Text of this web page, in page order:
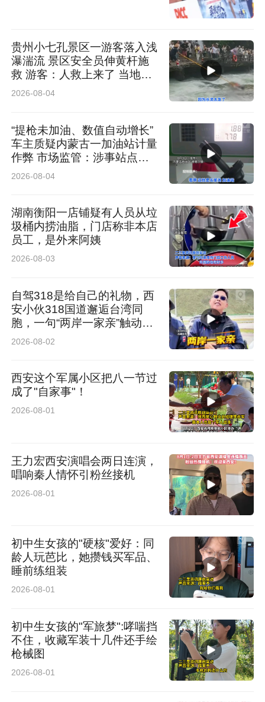
贵州小七孔景区一游客落入浅
瀑湍流 景区安全员伸黄杆施
救 游客：人救上来了 当地回
应：完全按照救援标准
2026-08-04
“提枪未加油、数值自动增长”
车主质疑内蒙古一加油站计量
作弊 市场监管：涉事站点停
业 加油机封存送检
2026-08-04
湖南衡阳一店铺疑有人员从垃
圾桶内捞油脂，门店称非本店
员工，是外来阿姨
2026-08-03
自驾318是给自己的礼物，西
安小伙318国道邂逅台湾同
胞，一句“两岸一家亲”触动人
心
2026-08-02
西安这个军属小区把八一节过
成了"自家事"！
2026-08-01
王力宏西安演唱会两日连演，
唱响秦人情怀引粉丝接机
2026-08-01
初中生女孩的"硬核"爱好：同
龄人玩芭比，她攒钱买军品、
睡前练组装
2026-08-01
初中生女孩的"军旅梦":哮喘挡
不住，收藏军装十几件还手绘
枪械图
2026-08-01